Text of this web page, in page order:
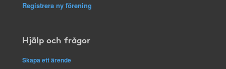
Registrera ny förening
Hjälp och frågor
Skapa ett ärende